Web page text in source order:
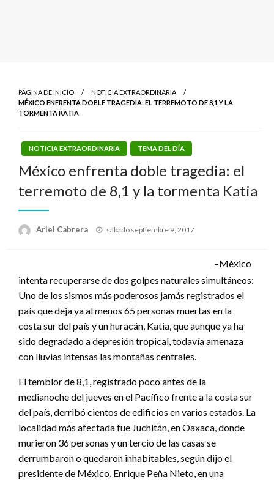
PÁGINA DE INICIO
NOTICIA EXTRAORDINARIA
MÉXICO ENFRENTA DOBLE TRAGEDIA: EL TERREMOTO DE 8,1 Y LA
TORMENTA KATIA
NOTICIA EXTRAORDINARIA TEMA DEL DÍA
México enfrenta doble tragedia: el
terremoto de 8,1 y la tormenta Katia
Ariel Cabrera
Publicado
sábado septiembre 9, 2017
–México
intenta recuperarse de dos golpes naturales simultáneos:
Uno de los sismos más poderosos jamás registrados el
país que deja ya al menos 65 personas muertas en la
costa sur del país y un huracán, Katia, que aunque ya ha
sido degradado a depresión tropical, todavía amenaza
con lluvias intensas las montañas centrales.
El temblor de 8,1, registrado poco antes de la
medianoche del jueves en el Pacífico frente a la costa sur
del país, derribó cientos de edificios en varios estados. La
localidad más afectada fue Juchitán, en Oaxaca, donde
murieron 36 personas y un tercio de las casas se
derrumbaron o quedaron inhabitables, según dijo el
presidente de México, Enrique Peña Nieto, en una